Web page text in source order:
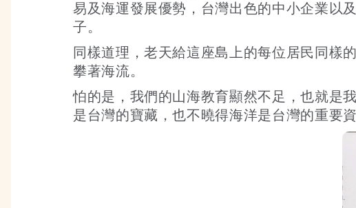
易及海運發展優勢，台灣出色的中小企業以
子。
同樣道理，老天給這座島上的每位居民同樣
攀著海流。
怕的是，我們的山海教育顯然不足，也就是
是台灣的寶藏，也不曉得海洋是台灣的重要資